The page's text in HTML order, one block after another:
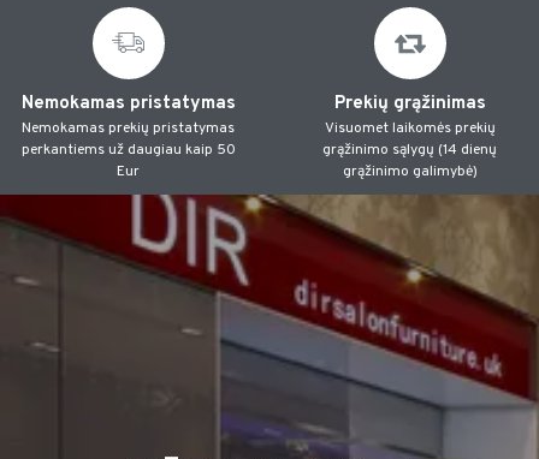
Nemokamas pristatymas
Nemokamas prekių pristatymas
perkantiems už daugiau kaip 50
Eur
Prekių grąžinimas
Visuomet laikomės prekių
grąžinimo sąlygų (14 dienų
grąžinimo galimybė)